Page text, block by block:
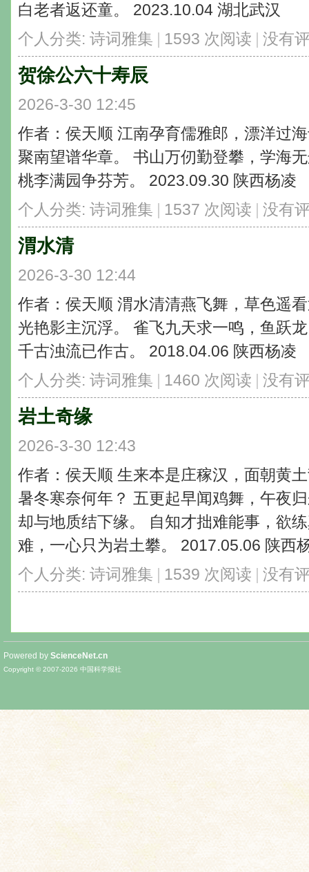
白老者返还童。 2023.10.04 湖北武汉
个人分类: 诗词雅集 | 1593 次阅读 | 没有
贺徐公六十寿辰
2026-3-30 12:45
作者：侯天顺 江南孕育儒雅郎，漂洋过
聚南望谱华章。 书山万仞勤登攀，学海
桃李满园争芬芳。 2023.09.30 陕西杨凌
个人分类: 诗词雅集 | 1537 次阅读 | 没有
渭水清
2026-3-30 12:44
作者：侯天顺 渭水清清燕飞舞，草色遥
光艳影主沉浮。 雀飞九天求一鸣，鱼跃
千古浊流已作古。 2018.04.06 陕西杨凌
个人分类: 诗词雅集 | 1460 次阅读 | 没有
岩土奇缘
2026-3-30 12:43
作者：侯天顺 生来本是庄稼汉，面朝黄
暑冬寒奈何年？ 五更起早闻鸡舞，午夜
却与地质结下缘。 自知才拙难能事，欲
难，一心只为岩土攀。 2017.05.06 陕西
个人分类: 诗词雅集 | 1539 次阅读 | 没有
Powered by ScienceNet.cn
Copyright © 2007-2026 中国科学报社